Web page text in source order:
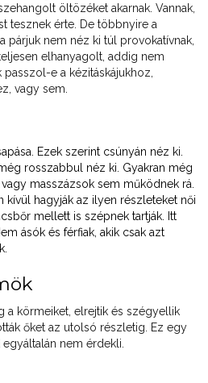
öltözéket akarnak. Vannak,
tesznek érte. De többnyire a
párjuk nem néz ki túl provokatívnak,
elhanyagolt, addig nem
e a kézitáskájukhoz,
vagy sem.
Ezek szerint csúnyán néz ki.
rosszabbul néz ki. Gyakran még
masszázsok sem működnek rá.
kívül hagyják az ilyen részleteket női
mellett is szépnek tartják. Itt
ásók és férfiak, akik csak azt
a körmeiket, elrejtik és szégyellik
őket az utolsó részletig. Ez egy
nem érdekli.